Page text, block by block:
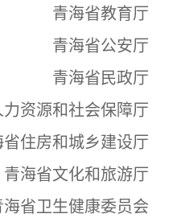
青海省教育厅
青海省公安厅
青海省民政厅
资源和社会保障厅
省住房和城乡建设厅
青海省文化和旅游厅
海省卫生健康委员会